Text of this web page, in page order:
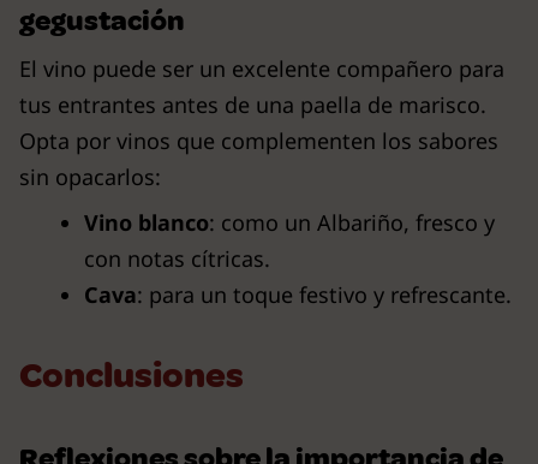
gegustación
El vino puede ser un excelente compañero para
tus entrantes antes de una paella de marisco.
Opta por vinos que complementen los sabores
sin opacarlos:
Vino blanco: como un Albariño, fresco y
con notas cítricas.
Cava: para un toque festivo y refrescante.
Conclusiones